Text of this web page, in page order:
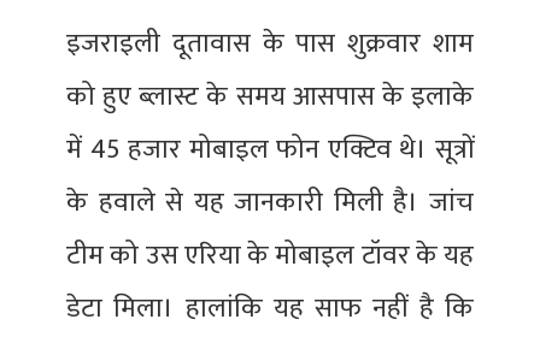
इजराइली दूतावास के पास शुक्रवार शाम
को हुए ब्लास्ट के समय आसपास के इलाके
में 45 हजार मोबाइल फोन एक्टिव थे। सूत्रों
के हवाले से यह जानकारी मिली है। जांच
टीम को उस एरिया के मोबाइल टॉवर के यह
डेटा मिला। हालांकि यह साफ नहीं है कि